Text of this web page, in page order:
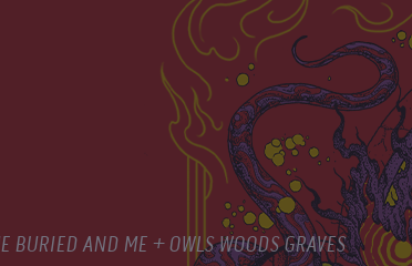
AND ME + OWLS WOODS GRAVES